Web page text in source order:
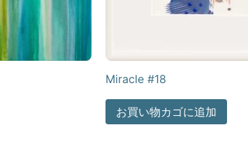
Miracle #18
お買い物カゴに追加